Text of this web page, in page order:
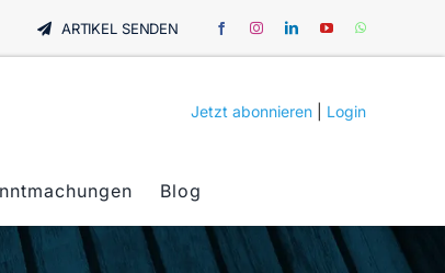
ARTIKEL SENDEN
Jetzt abonnieren Login
Blog